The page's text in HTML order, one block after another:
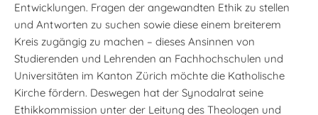
Entwicklungen. Fragen der angewandten Ethik zu stellen
und Antworten zu suchen sowie diese einem breiterem
Kreis zugängig zu machen – dieses Ansinnen von
Studierenden und Lehrenden an Fachhochschulen und
Universitäten im Kanton Zürich möchte die Katholische
Kirche fördern. Deswegen hat der Synodalrat seine
Ethikkommission unter der Leitung des Theologen und